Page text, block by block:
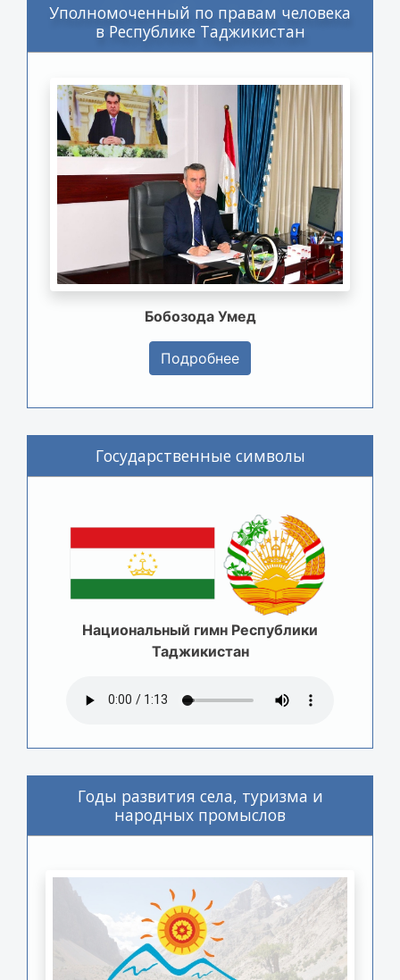
Уполномоченный по правам человека
в Республике Таджикистан
Бобозода Умед
Подробнее
Государственные символы
Национальный гимн Республики
Таджикистан
Годы развития села, туризма и
народных промыслов